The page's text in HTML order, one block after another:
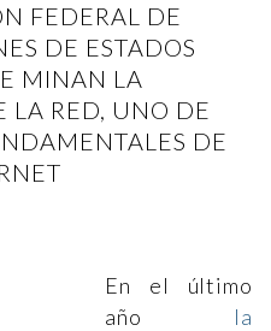
FEDERAL DE
DE ESTADOS
MINAN LA
LA RED, UNO DE
DE
En el último
año la